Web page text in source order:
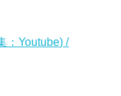
：Youtube) /